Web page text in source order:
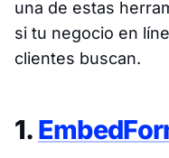
una de estas
si tu negocio en
clientes buscan.
1.